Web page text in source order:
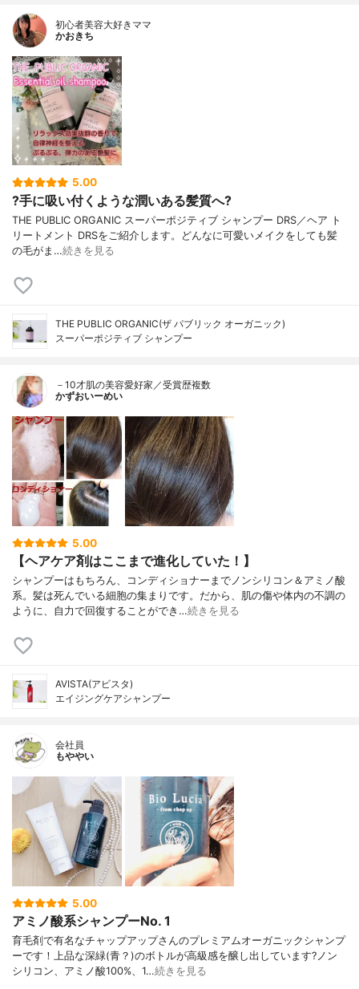
初心者美容大好きママ
かおきち
5.00
?手に吸い付くような潤いある髪質へ?
THE PUBLIC ORGANIC スーパーポジティブ シャンプー DRS／ヘア ト
リートメント DRSをご紹介します。どんなに可愛いメイクをしても髪
の毛がま…続きを見る
THE PUBLIC ORGANIC(ザ パブリック オーガニック)
スーパーポジティブ シャンプー
－10才肌の美容愛好家／受賞歴複数
かずおいーめい
5.00
【ヘアケア剤はここまで進化していた！】
シャンプーはもちろん、コンディショナーまでノンシリコン＆アミノ酸
系。髪は死んでいる細胞の集まりです。だから、肌の傷や体内の不調の
ように、自力で回復することができ…続きを見る
AVISTA(アビスタ)
エイジングケアシャンプー
会社員
もややい
5.00
アミノ酸系シャンプーNo. 1
育毛剤で有名なチャップアップさんのプレミアムオーガニックシャンプ
ーです！上品な深緑(青？)のボトルが高級感を醸し出しています?ノン
シリコン、アミノ酸100%、1…続きを見る